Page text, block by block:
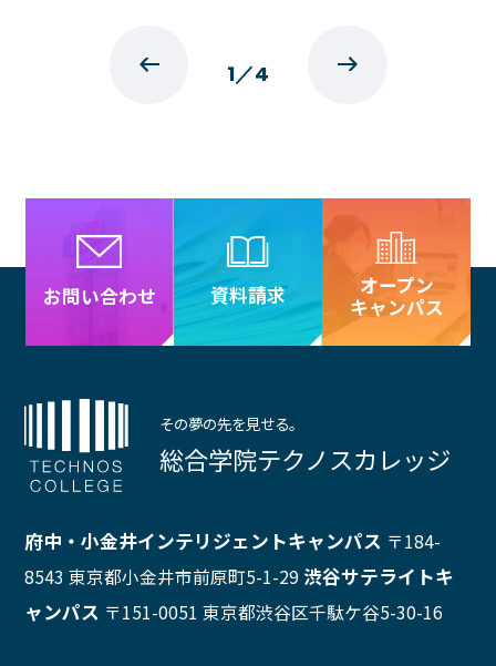
1／4
お問い合わせ 資料請求
オープン
キャンパス
その夢の先を見せる。
総合学院テクノスカレッジ
府中・小金井インテリジェントキャンパス 〒184-
8543 東京都小金井市前原町5-1-29 渋谷サテライトキ
ャンパス 〒151-0051 東京都渋谷区千駄ケ谷5-30-16